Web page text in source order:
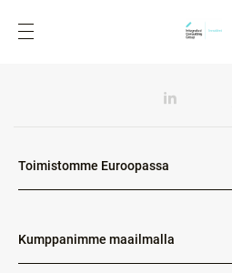
Toimistomme Euroopassa
Kumppanimme maailmalla